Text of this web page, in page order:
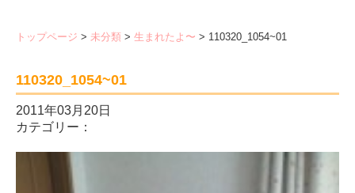
トップページ > 未分類 > 生まれたよ〜 > 110320_1054~01
110320_1054~01
2011年03月20日
カテゴリー：